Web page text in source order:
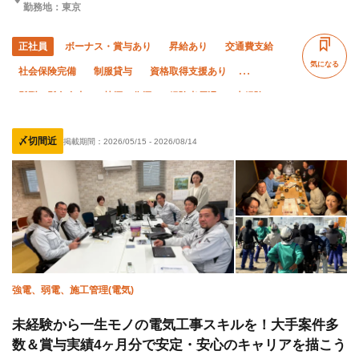
勤務地：東京
正社員 ボーナス・賞与あり 昇給あり 交通費支給
社会保険完備 制服貸与 資格取得支援あり
女性活躍中 夏季休暇 年末年始休暇
残業月10時間以下 残業月20時間以下 直帰・直行OK
夜勤あり 転勤なし
気になる
〆切間近 掲載期間： 2026/05/15 - 2026/08/14
強電、弱電、施工管理(電気)
未経験から一生モノの電気工事スキルを！大手案件多
数＆賞与実績4ヶ月分で安定・安心のキャリアを描こう